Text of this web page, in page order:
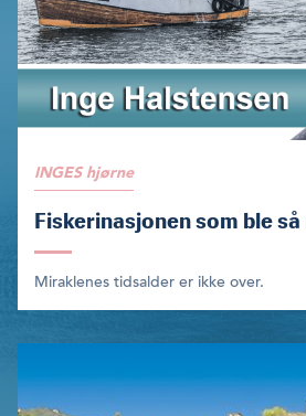
INGES hjørne
Fiskerinasjonen som ble
Miraklenes tidsalder er ikke over.